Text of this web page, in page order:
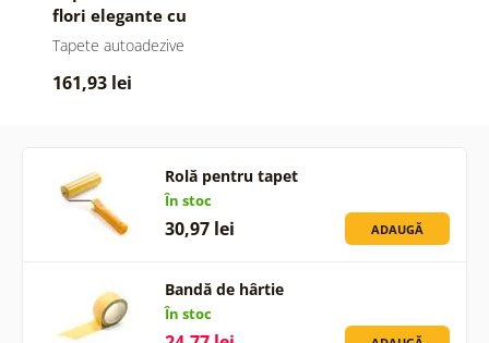
flori elegante cu
atingere de roz-
Tapete autoadezive
161,93 lei
Rolă pentru tapet
În stoc
30,97 lei ADAUGĂ
Bandă de hârtie
În stoc